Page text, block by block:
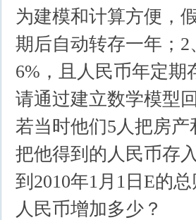
为建模和计算方便，
期后自动转存一年；2
6%，且人民币年定期
请通过建立数学模型
若当时他们5人把房
把他得到的人民币存
到2010年1月1日E的
人民币增加多少？